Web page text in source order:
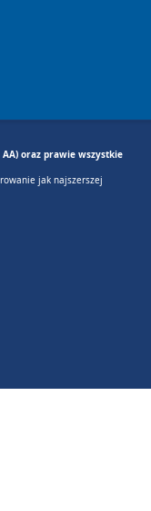
AA) oraz prawie wszystkie
jak najszerszej